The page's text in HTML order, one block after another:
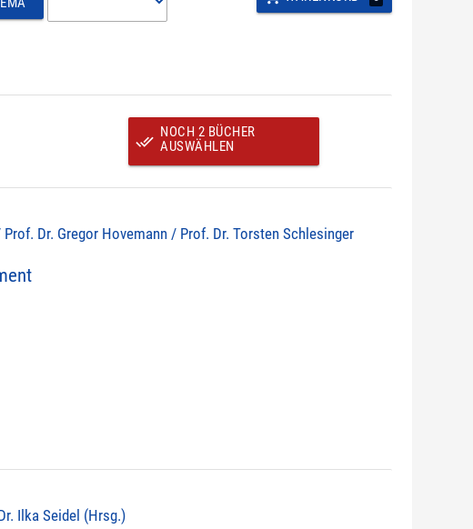
done_all
NOCH 2 BÜCHER
AUSWÄHLEN
Dr. Gregor Hovemann / Prof. Dr. Torsten Schlesinger
Ilka Seidel (Hrsg.)